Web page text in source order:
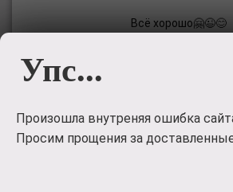
Всё хорошо🤗😉😊
Упс...
Произошла внутреняя ошибка
Просим прощения за